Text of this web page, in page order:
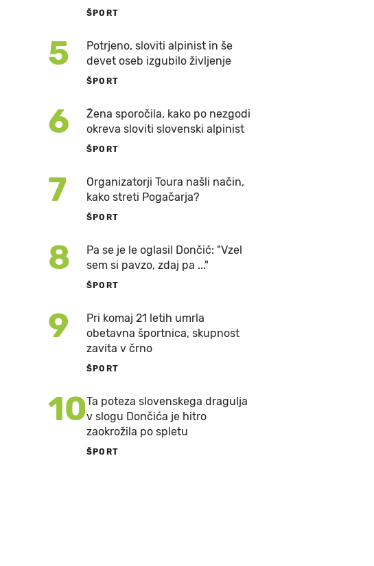
ŠPORT
5
Potrjeno, sloviti alpinist in še
devet oseb izgubilo življenje
ŠPORT
6
Žena sporočila, kako po nezgodi
okreva sloviti slovenski alpinist
ŠPORT
7
Organizatorji Toura našli način,
kako streti Pogačarja?
ŠPORT
8
Pa se je le oglasil Dončić: "Vzel
sem si pavzo, zdaj pa ..."
ŠPORT
9
Pri komaj 21 letih umrla
obetavna športnica, skupnost
zavita v črno
ŠPORT
10Ta poteza slovenskega dragulja
v slogu Dončića je hitro
zaokrožila po spletu
ŠPORT